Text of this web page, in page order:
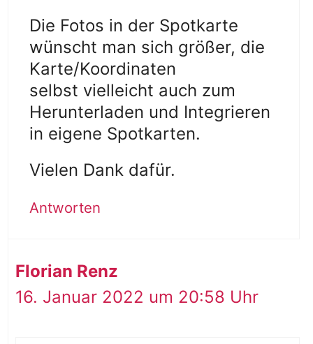
Die Fotos in der Spotkarte
wünscht man sich größer, die
Karte/Koordinaten
selbst vielleicht auch zum
Herunterladen und Integrieren
in eigene Spotkarten.
Vielen Dank dafür.
Antworten
Florian Renz
16. Januar 2022 um 20:58 Uhr